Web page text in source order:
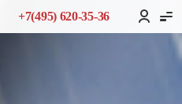
+7(495) 620-35-36